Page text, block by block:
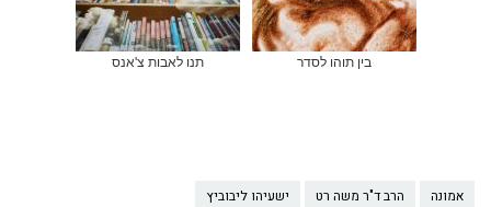
בין תוהו לסדר תנו לאבות צ'אנס
אמונה הרב ד"ר משה רט ישעיהו ליבוביץ